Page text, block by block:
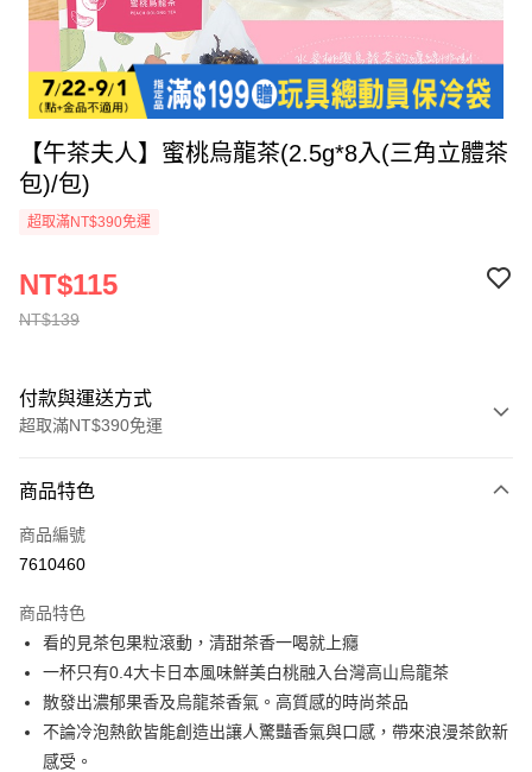
【午茶夫人】蜜桃烏龍茶(2.5g*8入(三角立體茶
包)/包)
超取滿NT$390免運
NT$139
NT$115
付款與運送方式
超取滿NT$390免運
全家線上支付
超商取貨付款
運送方式
全家取貨付款
每筆NT$40，滿NT$390(含以上)免運費
常溫-付款後全家取貨
每筆NT$40，滿NT$390(含以上)免運費
商品特色
商品編號
7610460
商品特色
看的見茶包果粒滾動，清甜茶香一喝就上癮
一杯只有0.4大卡日本風味鮮美白桃融入台灣高山烏龍茶
散發出濃郁果香及烏龍茶香氣。高質感的時尚茶品
不論冷泡熱飲皆能創造出讓人驚豔香氣與口感，帶來浪漫茶飲新
感受。